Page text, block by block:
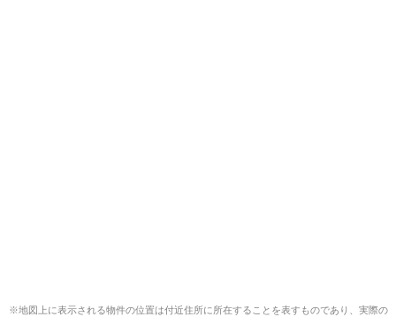
※地図上に表示される物件の位置は付近住所に所在することを表すものであり、実際の